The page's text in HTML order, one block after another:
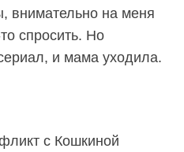
внимательно на меня
спросить. Но
и мама уходила.
с Кошкиной